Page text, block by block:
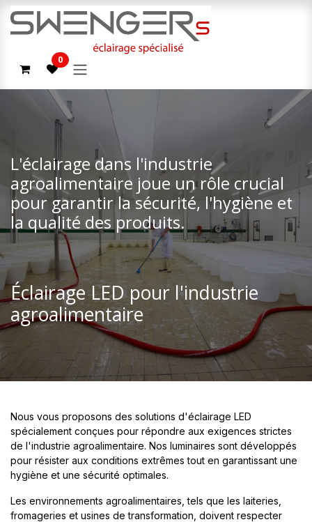
Zum Inhalt springen
0
L'éclairage dans l'industrie
agroalimentaire joue un rôle crucial
pour garantir la sécurité, l'hygiène et
la qualité des produits.
Éclairage LED pour l'industrie
agroalimentaire
Nous vous proposons des solutions d'éclairage LED
spécialement conçues pour répondre aux exigences strictes
de l'industrie agroalimentaire. Nos luminaires sont développés
pour résister aux conditions extrêmes tout en garantissant une
hygiène et une sécurité optimales.
Les environnements agroalimentaires, tels que les laiteries,
fromageries et usines de transformation, doivent respecter